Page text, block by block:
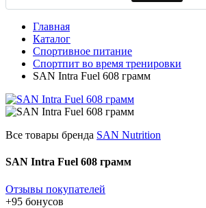
Главная
Каталог
Спортивное питание
Спортпит во время тренировки
SAN Intra Fuel 608 грамм
Все товары бренда SAN Nutrition
SAN Intra Fuel 608 грамм
Отзывы покупателей
+95 бонусов